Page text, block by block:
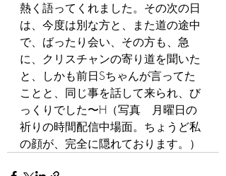
熱く語ってくれました。その次の日
は、今度は別な方と、また道の途中
で、ばったり会い、その方も、急
に、クリスチャンの寄り道を聞いた
と、しかも前日Sちゃんが言ってた
ことと、同じ事を話して来られ、び
っくりでした〜H（写真　月曜日の
祈りの時間配信中場面。ちょうど私
の顔が、完全に隠れております。）